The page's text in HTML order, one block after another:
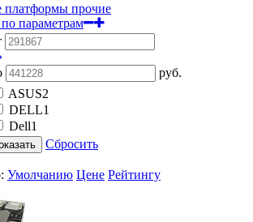
платформы прочие
параметрам
руб.
ASUS2
DELL1
Dell1
Сбросить
: Умолчанию Цене Рейтингу